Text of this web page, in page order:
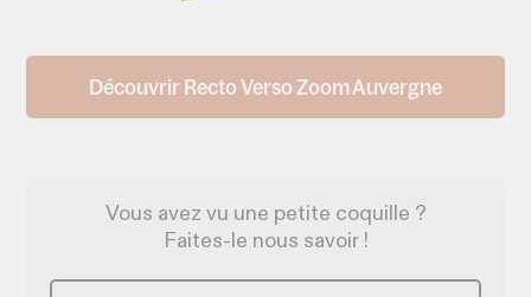
Découvrir Recto Verso Zoom Auvergne
Vous avez vu une petite coquille ?
Faites-le nous savoir !